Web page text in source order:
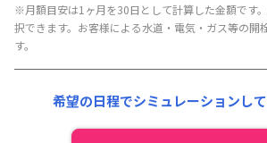
光熱費他 : 24,000円/月 (800円/日) (税抜)
清掃料他 :
その他費用 :
※月額目安は1ヶ月を30日として計算した金額です
択できます。お客様による水道・電気・ガス等の開
す。
希望の日程でシミュレーションし